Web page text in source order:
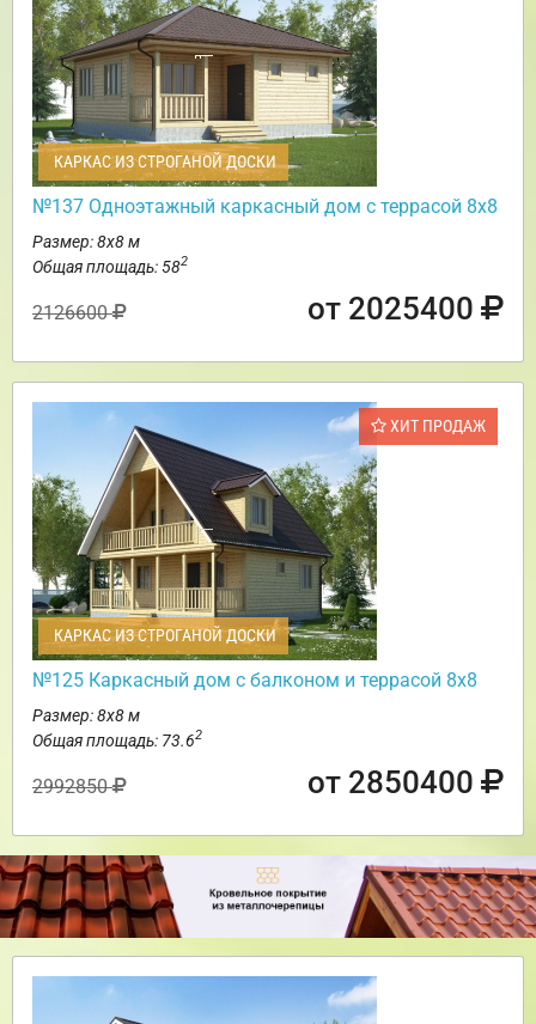
КАРКАС ИЗ СТРОГАНОЙ ДОСКИ
№137 Одноэтажный каркасный дом с террасой 8х8
Размер: 8х8 м
Общая площадь: 582
2126600 от 2025400
ХИТ ПРОДАЖ
КАРКАС ИЗ СТРОГАНОЙ ДОСКИ
№125 Каркасный дом с балконом и террасой 8х8
Размер: 8х8 м
Общая площадь: 73.62
2992850 от 2850400